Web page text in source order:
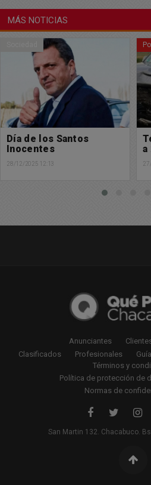
MÁS NOTICIAS
Terrible accidente deja
a 2 personas fallecidas
27/12/2025 19:51
Anunciantes
Clasificados
Profesionales
Términos y
Política de protección de
Normas de
San Martin 132. Chacabuco.